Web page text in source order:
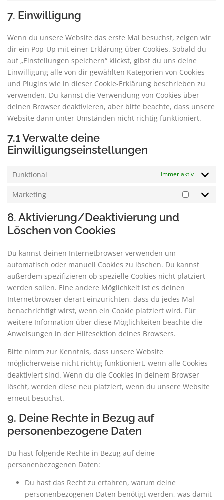
7. Einwilligung
Wenn du unsere Website das erste Mal besuchst, zeigen wir
dir ein Pop-Up mit einer Erklärung über Cookies. Sobald du
auf „Einstellungen speichern“ klickst, gibst du uns deine
Einwilligung alle von dir gewählten Kategorien von Cookies
und Plugins wie in dieser Cookie-Erklärung beschrieben zu
verwenden. Du kannst die Verwendung von Cookies über
deinen Browser deaktivieren, aber bitte beachte, dass unsere
Website dann unter Umständen nicht richtig funktioniert.
7.1 Verwalte deine
Einwilligungseinstellungen
Funktional Immer aktiv
Marketing
8. Aktivierung/Deaktivierung und
Löschen von Cookies
Du kannst deinen Internetbrowser verwenden um
automatisch oder manuell Cookies zu löschen. Du kannst
außerdem spezifizieren ob spezielle Cookies nicht platziert
werden sollen. Eine andere Möglichkeit ist es deinen
Internetbrowser derart einzurichten, dass du jedes Mal
benachrichtigt wirst, wenn ein Cookie platziert wird. Für
weitere Information über diese Möglichkeiten beachte die
Anweisungen in der Hilfesektion deines Browsers.
Bitte nimm zur Kenntnis, dass unsere Website
möglicherweise nicht richtig funktioniert, wenn alle Cookies
deaktiviert sind. Wenn du die Cookies in deinem Browser
löscht, werden diese neu platziert, wenn du unsere Website
erneut besuchst.
9. Deine Rechte in Bezug auf
personenbezogene Daten
Du hast folgende Rechte in Bezug auf deine
personenbezogenen Daten:
Du hast das Recht zu erfahren, warum deine
personenbezogenen Daten benötigt werden, was damit